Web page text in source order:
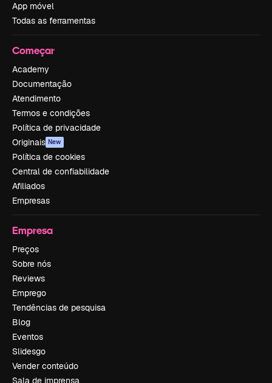
App móvel
Todas as ferramentas
Começar
Academy
Documentação
Atendimento
Termos e condições
Política de privacidade
Originais New
Política de cookies
Central de confiabilidade
Afiliados
Empresas
Empresa
Preços
Sobre nós
Reviews
Emprego
Tendências de pesquisa
Blog
Eventos
Slidesgo
Vender conteúdo
Sala de imprensa